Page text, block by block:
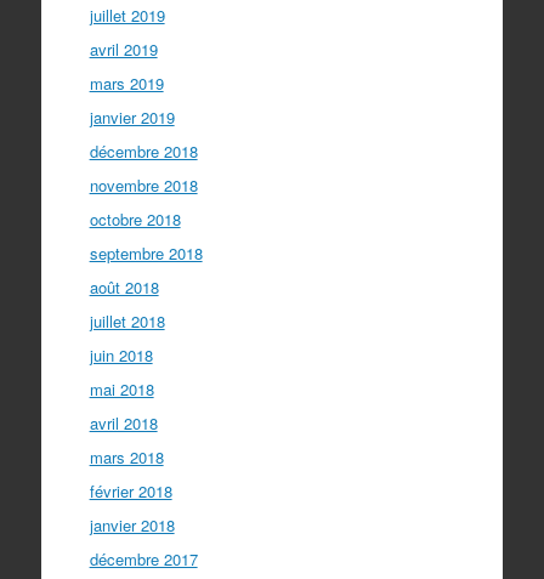
juillet 2019
avril 2019
mars 2019
janvier 2019
décembre 2018
novembre 2018
octobre 2018
septembre 2018
août 2018
juillet 2018
juin 2018
mai 2018
avril 2018
mars 2018
février 2018
janvier 2018
décembre 2017